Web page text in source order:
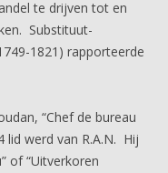
te drijven tot en
Substituut-
1821) rapporteerde
“Chef de bureau
lid werd van R.A.N. Hij
of “Uitverkoren